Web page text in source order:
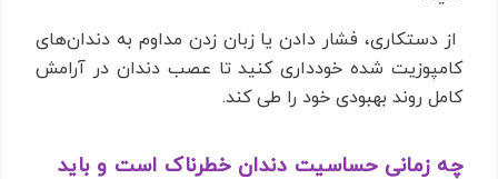
از دستکاری، فشار دادن یا زبان زدن مداوم به دندان‌های
کامپوزیت شده خودداری کنید تا عصب دندان در آرامش
کامل روند بهبودی خود را طی کند.
چه زمانی حساسیت دندان خطرناک است و باید